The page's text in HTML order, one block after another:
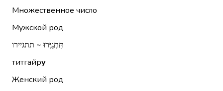
Множественное число
Мужской род
תִּתְגַּיְּרוּ ~ תתגיירו
титгайру
Женский род